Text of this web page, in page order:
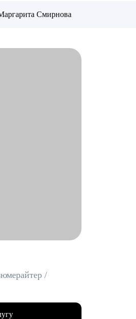
Смирнова
/